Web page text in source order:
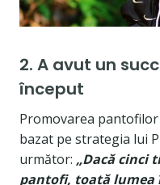
2. A avut un
început
Promovarea
bazat pe strategia lui
următor: „Dacă cinci
pantofi, toată lumea